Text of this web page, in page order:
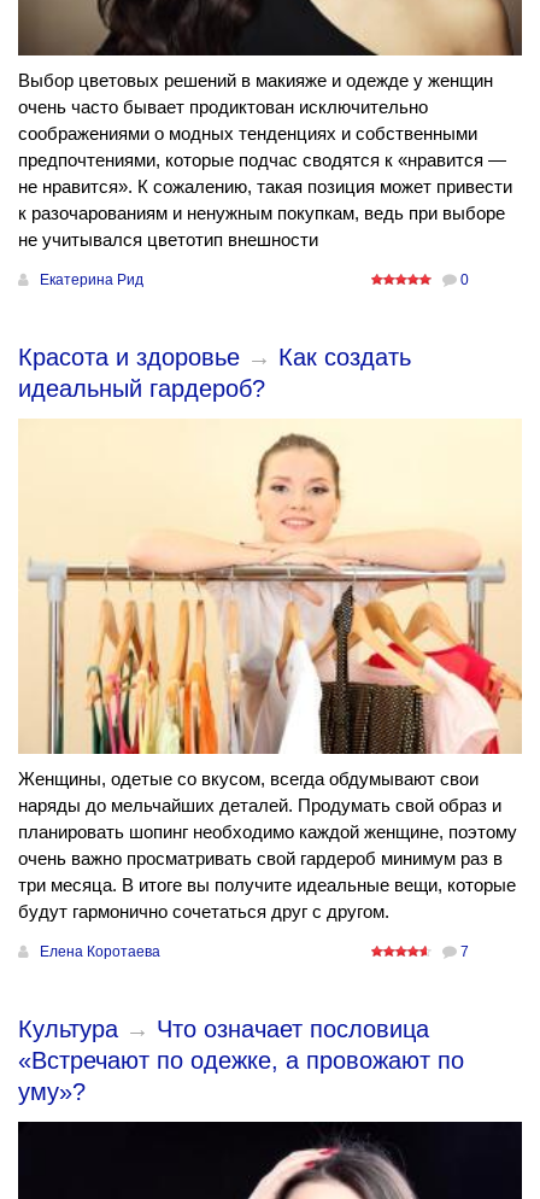
Выбор цветовых решений в макияже и одежде у женщин
очень часто бывает продиктован исключительно
соображениями о модных тенденциях и собственными
предпочтениями, которые подчас сводятся к «нравится —
не нравится». К сожалению, такая позиция может привести
к разочарованиям и ненужным покупкам, ведь при выборе
не учитывался цветотип внешности
Екатерина Рид 0
Красота и здоровье → Как создать
идеальный гардероб?
Женщины, одетые со вкусом, всегда обдумывают свои
наряды до мельчайших деталей. Продумать свой образ и
планировать шопинг необходимо каждой женщине, поэтому
очень важно просматривать свой гардероб минимум раз в
три месяца. В итоге вы получите идеальные вещи, которые
будут гармонично сочетаться друг с другом.
Елена Коротаева 7
Культура → Что означает пословица
«Встречают по одежке, а провожают по
уму»?